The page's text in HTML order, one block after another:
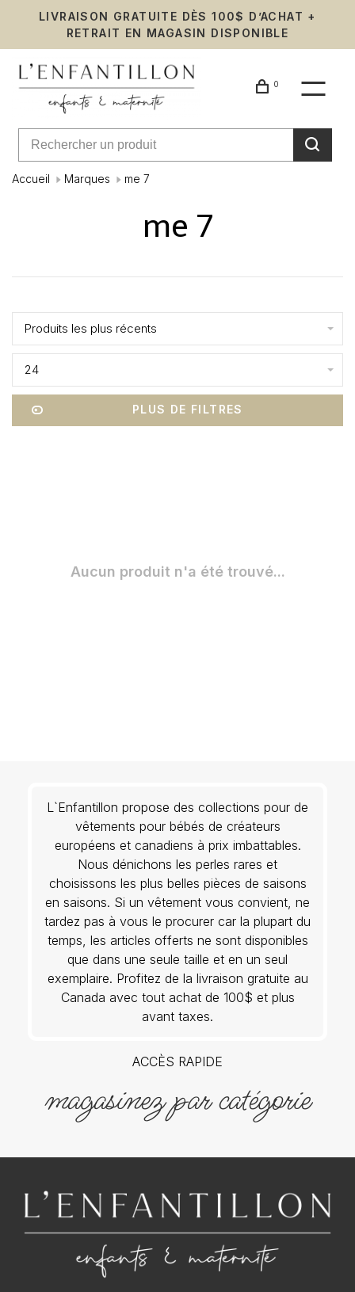
LIVRAISON GRATUITE DÈS 100$ D’ACHAT +
RETRAIT EN MAGASIN DISPONIBLE
0
Accueil Marques me 7
me 7
Produits les plus récents
24
PLUS DE FILTRES
Aucun produit n'a été trouvé...
L`Enfantillon propose des collections pour de
vêtements pour bébés de créateurs
européens et canadiens à prix imbattables.
Nous dénichons les perles rares et
choisissons les plus belles pièces de saisons
en saisons. Si un vêtement vous convient, ne
tardez pas à vous le procurer car la plupart du
temps, les articles offerts ne sont disponibles
que dans une seule taille et en un seul
exemplaire. Profitez de la livraison gratuite au
Canada avec tout achat de 100$ et plus
avant taxes.
ACCÈS RAPIDE
magasinez par catégorie